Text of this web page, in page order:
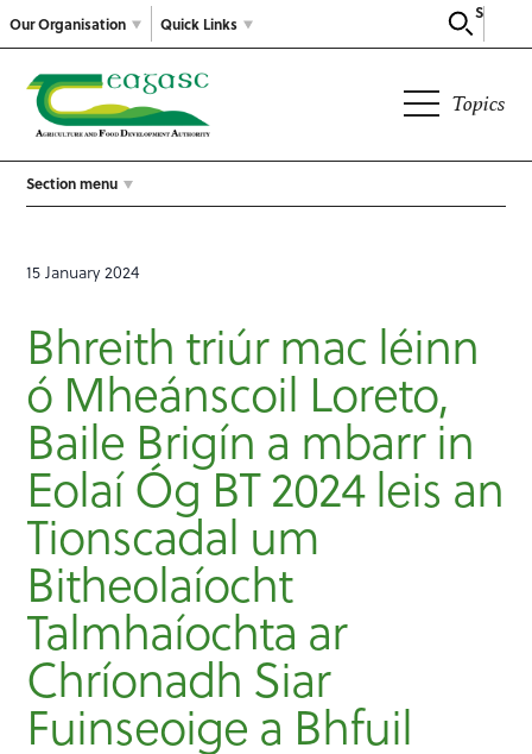
Our Organisation
Search
Quick Links
Topics
Section menu
15 January 2024
Bhreith triúr mac léinn
ó Mheánscoil Loreto,
Baile Brigín a mbarr in
Eolaí Óg BT 2024 leis an
Tionscadal um
Bitheolaíocht
Talmhaíochta ar
Chríonadh Siar
Fuinseoige a Bhfuil